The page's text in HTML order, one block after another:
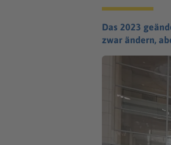
Das 2023
zwar ändern,